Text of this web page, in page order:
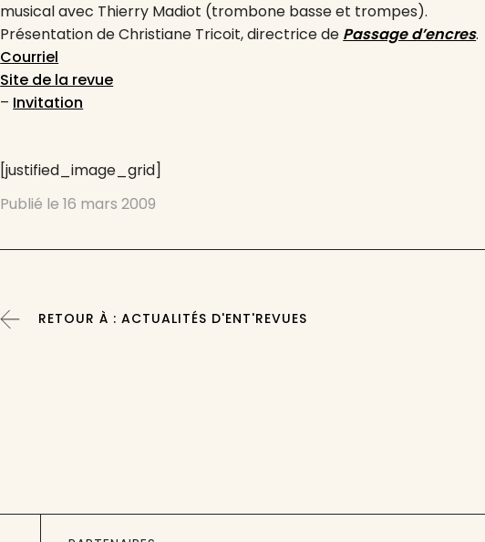
musical avec Thierry Madiot (trombone basse et trompes).
Présentation de Christiane Tricoit, directrice de Passage d’encres.
Courriel
Site de la revue
– Invitation
[justified_image_grid]
Publié le16 mars 2009
RETOUR À : ACTUALITÉS D'ENT'REVUES